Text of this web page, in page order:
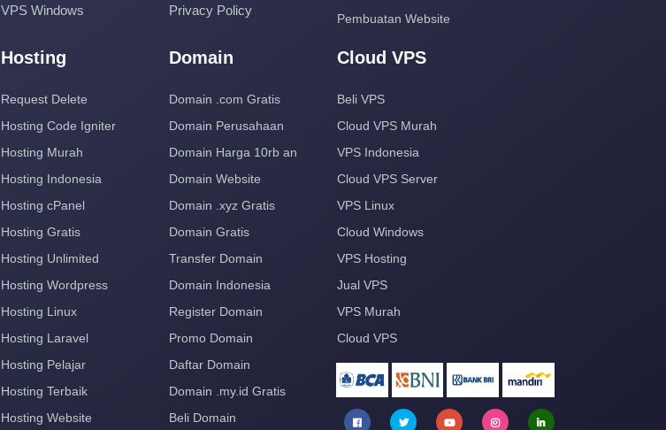
VPS Windows
Privacy Policy
Pembuatan Website
Hosting
Request Delete
Hosting Code Igniter
Hosting Murah
Hosting Indonesia
Hosting cPanel
Hosting Gratis
Hosting Unlimited
Hosting Wordpress
Hosting Linux
Hosting Laravel
Hosting Pelajar
Hosting Terbaik
Hosting Website
Domain
Domain .com Gratis
Domain Perusahaan
Domain Harga 10rb an
Domain Website
Domain .xyz Gratis
Domain Gratis
Transfer Domain
Domain Indonesia
Register Domain
Promo Domain
Daftar Domain
Domain .my.id Gratis
Beli Domain
Cloud VPS
Beli VPS
Cloud VPS Murah
VPS Indonesia
Cloud VPS Server
VPS Linux
Cloud Windows
VPS Hosting
Jual VPS
VPS Murah
Cloud VPS